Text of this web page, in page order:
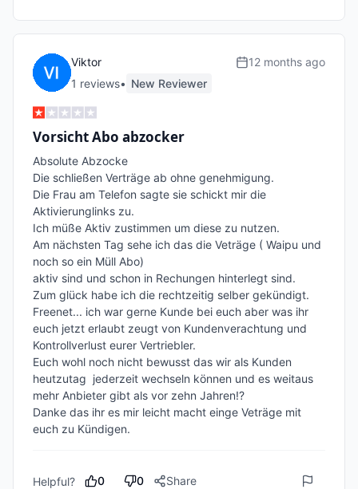
Viktor
1 reviews• New Reviewer
12 months ago
Vorsicht Abo abzocker
Absolute Abzocke
Die schließen Verträge ab ohne genehmigung.
Die Frau am Telefon sagte sie schickt mir die
Aktivierunglinks zu.
Ich müße Aktiv zustimmen um diese zu nutzen.
Am nächsten Tag sehe ich das die Veträge ( Waipu und
noch so ein Müll Abo)
aktiv sind und schon in Rechungen hinterlegt sind.
Zum glück habe ich die rechtzeitig selber gekündigt.
Freenet... ich war gerne Kunde bei euch aber was ihr
euch jetzt erlaubt zeugt von Kundenverachtung und
Kontrollverlust eurer Vertriebler.
Euch wohl noch nicht bewusst das wir als Kunden
heutzutag  jederzeit wechseln können und es weitaus
mehr Anbieter gibt als vor zehn Jahren!?
Danke das ihr es mir leicht macht einge Veträge mit
euch zu Kündigen.
Helpful? 0 0 Share